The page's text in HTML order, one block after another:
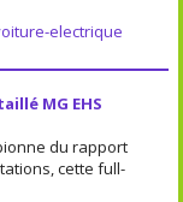
electrique
MG EHS
du rapport
cette full-